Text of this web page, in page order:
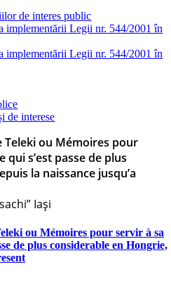
de interes public
implementării Legii nr. 544/2001 în
implementării Legii nr. 544/2001 în
de interese
Teleki ou Mémoires pour
qui s’est passe de plus
la naissance jusqu’a
Iaşi
ou Mémoires pour servir à sa
de plus considerable en Hongrie,